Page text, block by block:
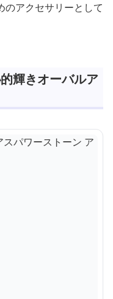
のアクセサリーとして
輝きオーバルア